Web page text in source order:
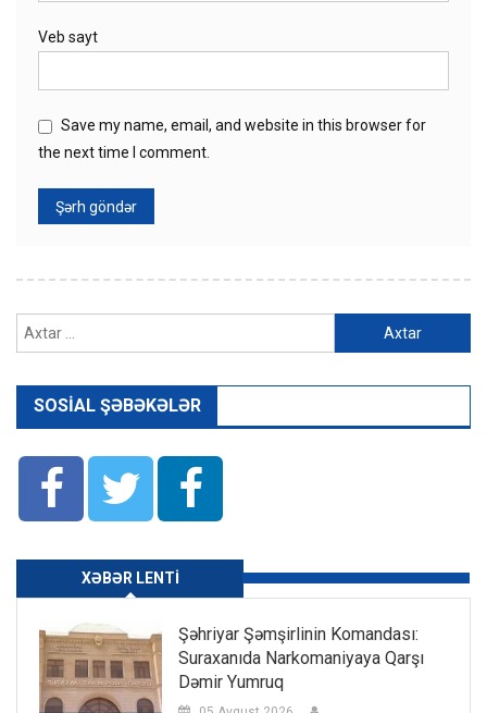
Veb sayt
Save my name, email, and website in this browser for
the next time I comment.
SOSIAL ŞƏBƏKƏLƏR
XƏBƏR LENTI
Şəhriyar Şəmşirlinin Komandası:
Suraxanıda Narkomaniyaya Qarşı
Dəmir Yumruq